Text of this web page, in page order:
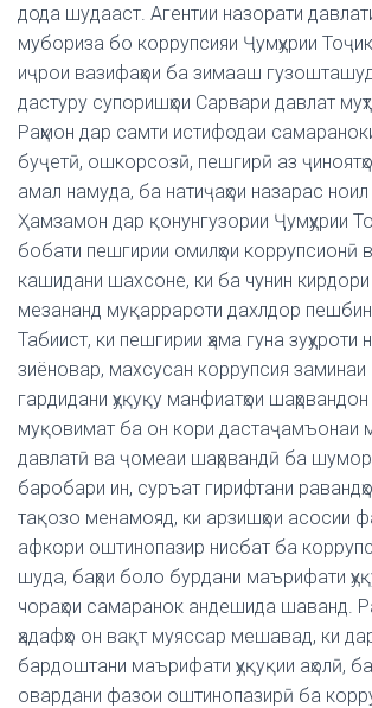
дода шудааст. Агентии назорати
мубориза бо коррупсияи Ҷумҳурии
иҷрои вазифаҳои ба зимааш
дастуру супоришҳои Сарвари давлат
Раҳмон дар самти истифодаи
буҷетӣ, ошкорсозӣ, пешгирӣ аз
амал намуда, ба натиҷаҳои назарас
Ҳамзамон дар қонунгузории Ҷумҳурии
бобати пешгирии омилҳои коррупсионӣ
кашидани шахсоне, ки ба чунин
мезананд муқаррароти дахлдор
Табиист, ки пешгирии ҳама гуна зуҳуроти
зиёновар, махсусан коррупсия
гардидани ҳуқуқу манфиатҳои
муқовимат ба он кори дастаҷамъонаи
давлатӣ ва ҷомеаи шаҳрвандӣ ба
баробари ин, суръат гирифтани
тақозо менамояд, ки арзишҳои асосии
афкори оштинопазир нисбат ба
шуда, баҳри боло бурдани маърифати
чораҳои самаранок андешида шаванд.
ҳадафҳо он вақт муяссар мешавад, ки
бардоштани маърифати ҳуқуқии аҳолӣ,
овардани фазои оштинопазирӣ ба